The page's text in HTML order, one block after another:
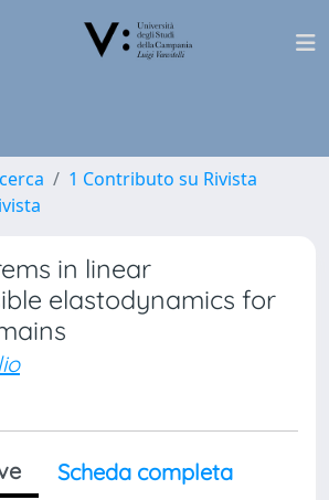
1 Contributo su Rivista
in linear
elastodynamics for
Scheda completa